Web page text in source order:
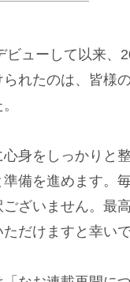
ューして以来、
れたのは、皆様
身をしっかりと
備を進めます。
ざいません。最
だけますと幸い